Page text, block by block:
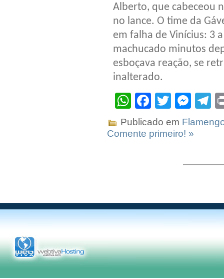
Alberto, que cabeceou
no lance. O time da
em falha de Vinícius: 3
machucado minutos
esboçava reação, se
inalterado.
WhatsApp
Facebook
Twitter
Publicado em
Comente primeiro! »